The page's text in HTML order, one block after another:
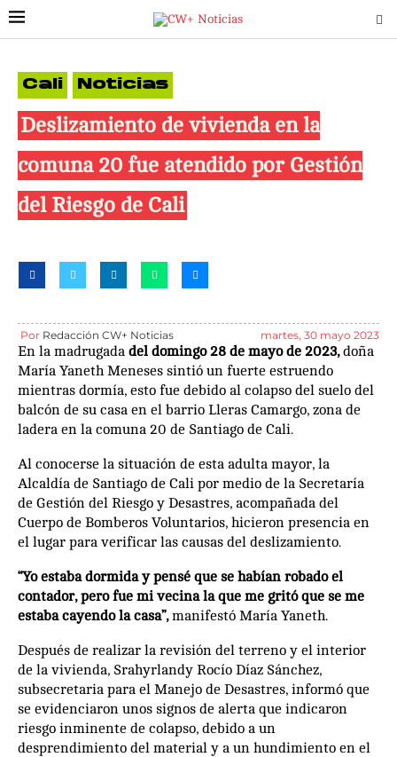
Cali Noticias
Deslizamiento de vivienda en la
comuna 20 fue atendido por Gestión
del Riesgo de Cali
Por Redacción CW+ Noticias martes, 30 mayo 2023
En la madrugada del domingo 28 de mayo de 2023,doña
María Yaneth Meneses sintió un fuerte estruendo
mientras dormía, esto fue debido al colapso del suelo del
balcón de su casa en el barrio Lleras Camargo, zona de
ladera en la comuna 20 de Santiago de Cali.
Al conocerse la situación de esta adulta mayor, la
Alcaldía de Santiago de Cali por medio de la Secretaría
de Gestión del Riesgo y Desastres, acompañada del
Cuerpo de Bomberos Voluntarios, hicieron presencia en
el lugar para verificar las causas del deslizamiento.
“Yo estaba dormida y pensé que se habían robado el
contador, pero fue mi vecina la que me gritó que se me
estaba cayendo la casa”,manifestó María Yaneth.
Después de realizar la revisión del terreno y el interior
de la vivienda, Srahyrlandy Rocío Díaz Sánchez,
subsecretaria para el Manejo de Desastres, informó que
se evidenciaron unos signos de alerta que indicaron
riesgo inminente de colapso, debido a un
desprendimiento del material y a un hundimiento en el